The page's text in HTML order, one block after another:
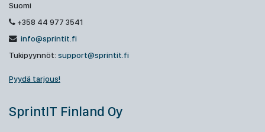
Suomi
+358 44 977 3541
info@sprintit.fi
Tukipyynnöt: support@sprintit.fi
Pyydä tarjous!
SprintIT Finland Oy